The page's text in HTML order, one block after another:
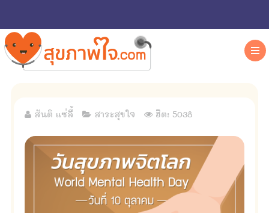
สันติ แซ่ลี้ สาระสุขใจ ฮิต: 5038